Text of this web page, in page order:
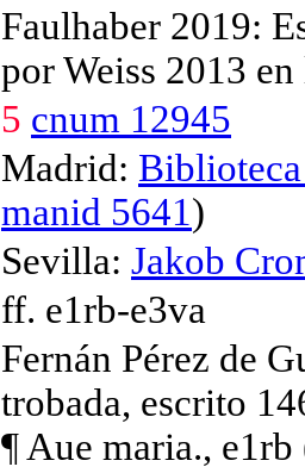
Faulhaber 2019:
por Weiss 2013
5 cnum 12945
Madrid:
manid 5641)
Sevilla: Jakob
ff. e1rb-e3va
Fernán Pérez de
trobada, escrito
¶ Aue maria.,